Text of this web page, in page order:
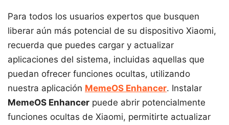
Para todos los usuarios expertos que busquen
liberar aún más potencial de su dispositivo Xiaomi,
recuerda que puedes cargar y actualizar
aplicaciones del sistema, incluidas aquellas que
puedan ofrecer funciones ocultas, utilizando
nuestra aplicación MemeOS Enhancer. Instalar
MemeOS Enhancer puede abrir potencialmente
funciones ocultas de Xiaomi, permitirte actualizar